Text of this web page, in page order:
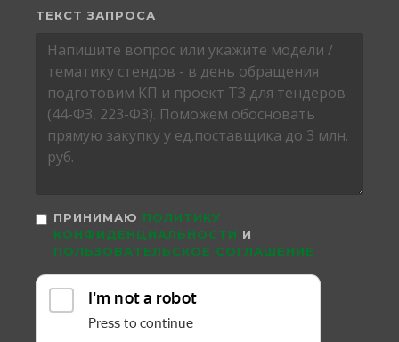
ТЕКСТ ЗАПРОСА
ПРИНИМАЮ ПОЛИТИКУ
КОНФИДЕНЦИАЛЬНОСТИ И
ПОЛЬЗОВАТЕЛЬСКОЕ СОГЛАШЕНИЕ